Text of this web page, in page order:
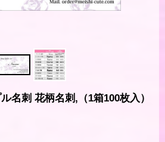
名刺 花柄名刺,（1箱100枚入）